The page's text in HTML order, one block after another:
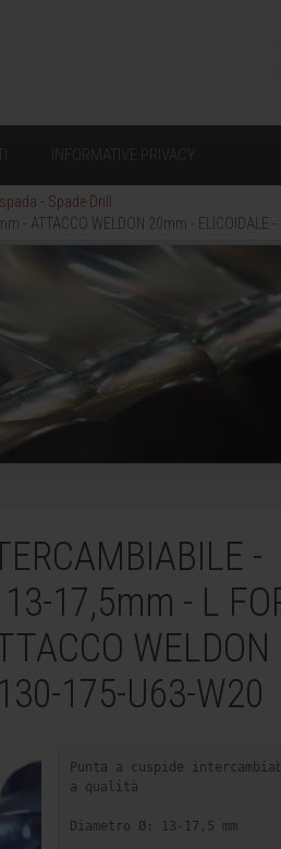
INFORMATIVE PRIVACY
- Spade Drill
- ATTACCO WELDON 20mm - ELICOIDALE
-
17,5mm - L
WELDON
175-U63-W20
Punta a cuspide
a qualità
Diametro Ø: 13-17,5 mm